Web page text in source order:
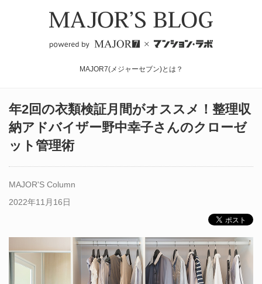
MAJOR7(メジャーセブン)とは？
年2回の衣類検証月間がオススメ！整理収
納アドバイザー野中幸子さんのクローゼ
ット管理術
MAJOR'S Column
2022年11月16日